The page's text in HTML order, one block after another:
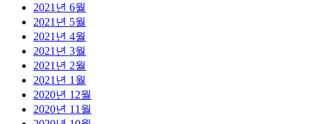
2021년 6월
2021년 5월
2021년 4월
2021년 3월
2021년 2월
2021년 1월
2020년 12월
2020년 11월